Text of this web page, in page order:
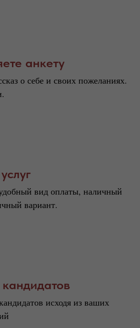
анкету
о себе и своих пожеланиях.
вид оплаты, наличный
вариант.
исходя из ваших